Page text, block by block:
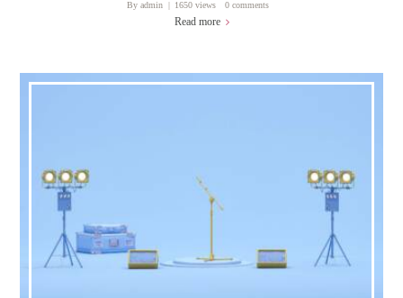
Byadmin 1650 views 0 comments
Read more